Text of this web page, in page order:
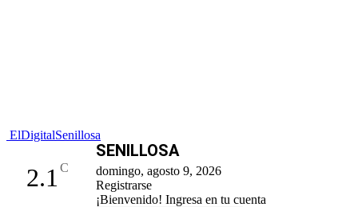
ElDigitalSenillosa
2.1 C
SENILLOSA
domingo, agosto 9, 2026
Registrarse
¡Bienvenido! Ingresa en tu cuenta